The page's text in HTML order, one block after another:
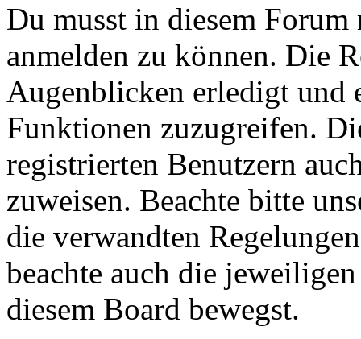
Du musst in diesem
anmelden zu können. Die
Augenblicken erledigt und
Funktionen zuzugreifen.
registrierten Benutzern
zuweisen. Beachte bitte
die verwandten
beachte auch die
diesem Board bewegst.